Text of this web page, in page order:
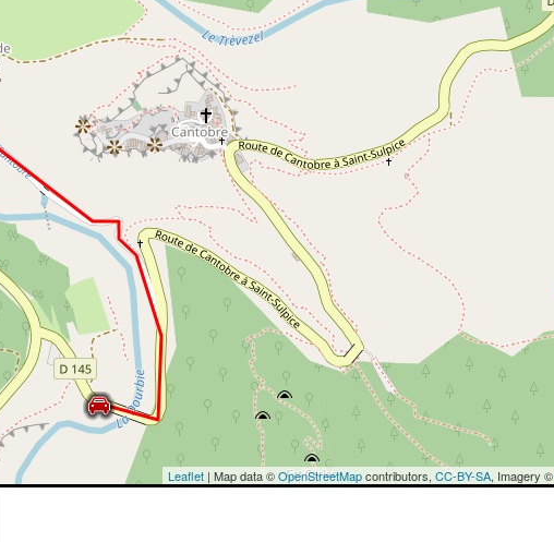
Leaflet| Map data ©OpenStreetMapcontributors, CC-BY-SA, Imagery ©